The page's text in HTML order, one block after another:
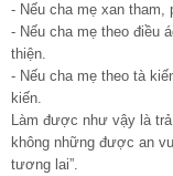
- Nếu cha mẹ xan tham,
- Nếu cha mẹ theo điều
thiện.
- Nếu cha mẹ theo tà
kiến.
Làm được như vậy là
không những được an
tương lai”.